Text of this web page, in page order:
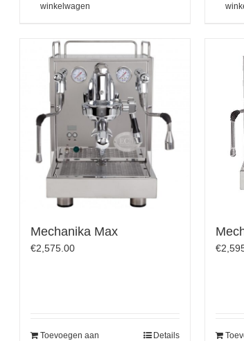
winkelwagen
Mechanika Max
€2,575.00
Toevoegen aan
Details
€